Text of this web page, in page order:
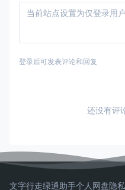
登录后可发表评论和回复
还没有评
文字行走绿通助手个人网盘隐